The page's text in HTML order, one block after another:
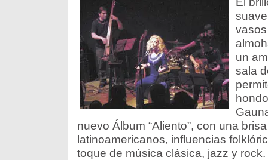
un
sala
nuevo Álbum “Aliento”, con una
latinoamericanos, influencias
toque de música clásica, jazz y rock.